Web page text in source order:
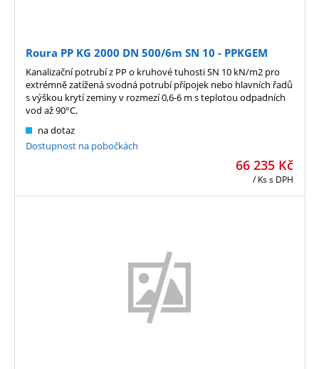
Roura PP KG 2000 DN 500/6m SN 10 - PPKGEM
66 235 Kč
/ Kss DPH
na dotaz
Dostupnost na pobočkách
Kanalizační potrubí z PP o kruhové tuhosti SN 10 kN/m2 pro
extrémně zatížená svodná potrubí přípojek nebo hlavních řadů
s výškou krytí zeminy v rozmezí 0,6-6 m s teplotou odpadních
vod až 90°C.